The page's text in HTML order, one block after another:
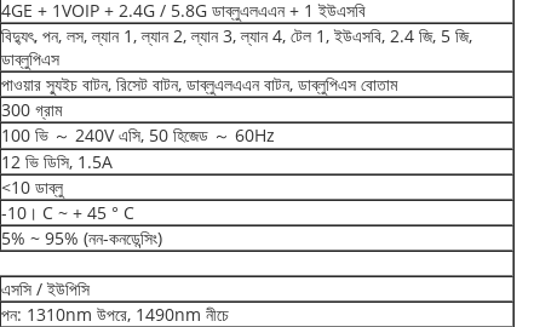
4GE + 1VOIP + 2.4G / 5.8G ডাব্লুএলএএন + 1 ইউএসবি
বিদ্যুৎ, পন, লস, ল্যান 1, ল্যান 2, ল্যান 3, ল্যান 4, টেল 1, ইউএসবি, 2.4 জি, 5 জি,
ডাব্লুপিএস
পাওয়ার স্যুইচ বাটন, রিসেট বাটন, ডাব্লুএলএএন বাটন, ডাব্লুপিএস বোতাম
300 গ্রাম
100 ভি ～ 240V এসি, 50 হিজেড ～ 60Hz
12 ভি ডিসি, 1.5A
<10 ডাব্লু
-10। C ~ + 45 ° C
5% ~ 95% (নন-কনডেন্সিং)
এসসি / ইউপিসি
পন: 1310nm উপরে, 1490nm নীচে